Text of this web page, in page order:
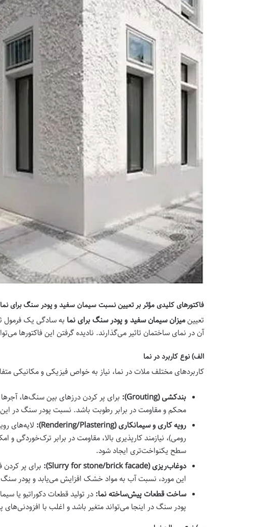
فاکتورهای کلیدی مؤثر بر تعیین نسبت سیمان سفید و پودر سنگ برای نما
تعیینمیزان سیمان سفید و پودر سنگ برای نما به سادگی یک فرمول
آن در نمای ساختمان تاثیر می‌گذارند. نادیده گرفتن این
الف) نوع کاربرد در نما
کاربردهای مختلف ملات در نما، نیاز به خواص فیزیکی و مکانیکی
بندکشی (Grouting):
برای پر کردن درزهای بین سنگ‌ها،
محکم و مقاومت در برابر رطوبت باشد. نسبت پودر سنگ در
رویه کاری و سیمانکاری (Rendering/Plastering):
لایه‌های
رومی)، نیازمند کارپذیری بالا، مقاومت در برابر
سطح یکنواخت‌تری ایجاد شود.
دوغاب‌ریزی (Slurry for stone/brick facade):
برای پر
این مورد، نسبت آب به مواد خشک افزایش می‌یابد و پودر
ساخت قطعات پیش‌ساخته نما: در تولید قطعات دکوراتیو یا
پودر سنگ در اینجا می‌تواند متغیر باشد و اغلب با